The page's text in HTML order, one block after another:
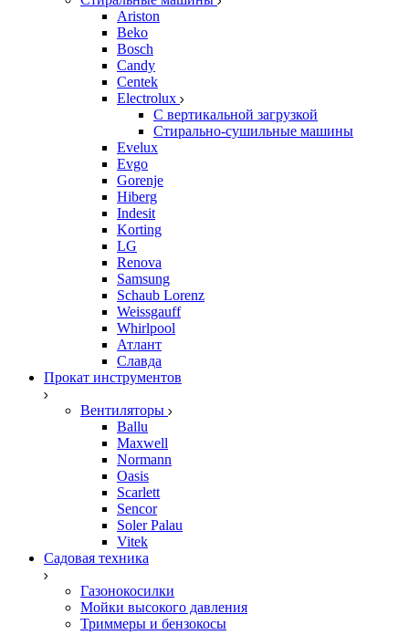
Ariston
Beko
Bosch
Candy
Centek
Electrolux
С вертикальной загрузкой
Стирально-сушильные машины
Evelux
Evgo
Gorenje
Hiberg
Indesit
Korting
LG
Renova
Samsung
Schaub Lorenz
Weissgauff
Whirlpool
Атлант
Славда
Прокат инструментов
Вентиляторы
Ballu
Maxwell
Normann
Oasis
Scarlett
Sencor
Soler Palau
Vitek
Садовая техника
Газонокосилки
Мойки высокого давления
Триммеры и бензокосы